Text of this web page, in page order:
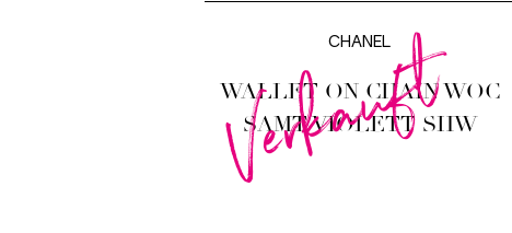
Verkauft
CHANEL
WALLET ON CHAIN WOC
SAMT VIOLETT SHW